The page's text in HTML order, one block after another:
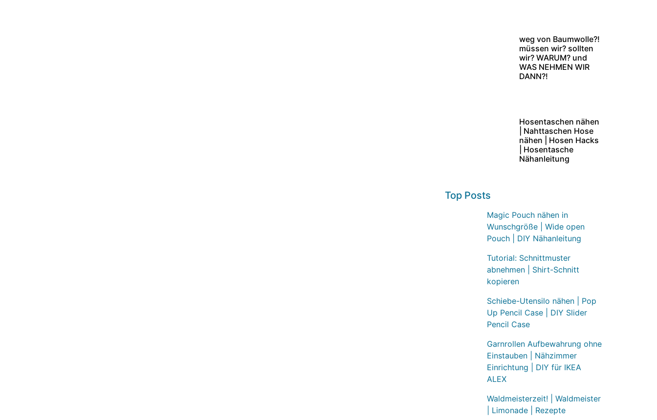
weg von Baumwolle?!
müssen wir? sollten
wir? WARUM? und
WAS NEHMEN WIR
DANN?!
Hosentaschen nähen
| Nahttaschen Hose
nähen | Hosen Hacks
| Hosentasche
Nähanleitung
Top Posts
Magic Pouch nähen in
Wunschgröße | Wide open
Pouch | DIY Nähanleitung
Tutorial: Schnittmuster
abnehmen | Shirt-Schnitt
kopieren
Schiebe-Utensilo nähen | Pop
Up Pencil Case | DIY Slider
Pencil Case
Garnrollen Aufbewahrung ohne
Einstauben | Nähzimmer
Einrichtung | DIY für IKEA
ALEX
Waldmeisterzeit! | Waldmeister
| Limonade | Rezepte